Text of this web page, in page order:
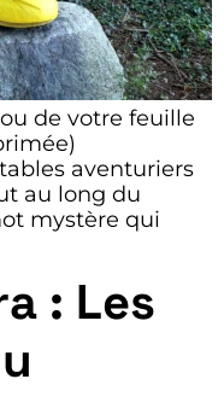
de votre feuille
aventuriers
au long du
mystère qui
: Les